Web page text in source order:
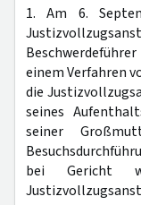
1. Am 6.
einem Verfahren
die
seines
seiner
bei Gericht